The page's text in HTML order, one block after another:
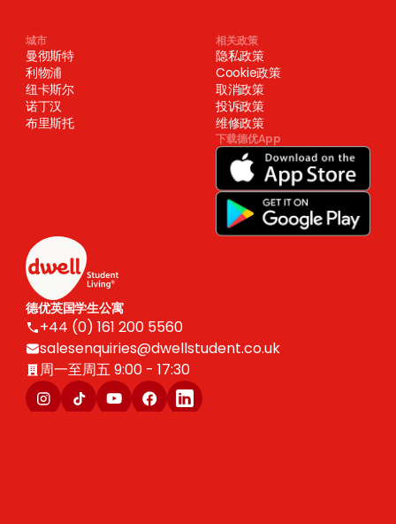
城市
曼彻斯特
利物浦
纽卡斯尔
诺丁汉
布里斯托
相关政策
隐私政策
Cookie政策
取消政策
投诉政策
维修政策
下载德优App
德优英国学生公寓
+44 (0) 161 200 5560
salesenquiries@dwellstudent.co.uk
周一至周五 9:00 - 17:30